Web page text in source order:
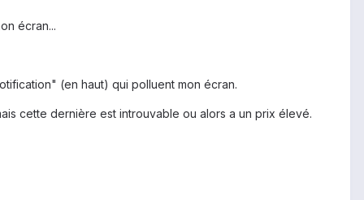
écran...
(en haut) qui polluent mon écran.
cette dernière est introuvable ou alors a un prix élevé.